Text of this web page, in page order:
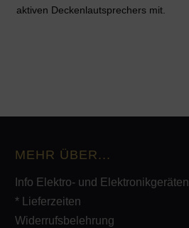
aktiven Deckenlautsprechers mit.
MEHR ÜBER...
Info Elektro- und Elektronikgeräten
* Lieferzeiten
Widerrufsbelehrung